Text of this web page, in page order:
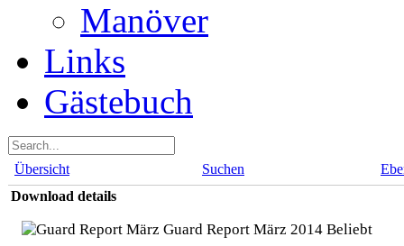
Manöver
Links
Gästebuch
Übersicht Suchen
Download details
Guard Report März 2014 Beliebt